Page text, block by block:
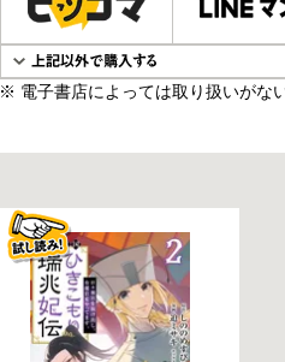
※ 電子書店によっては取り扱いがな